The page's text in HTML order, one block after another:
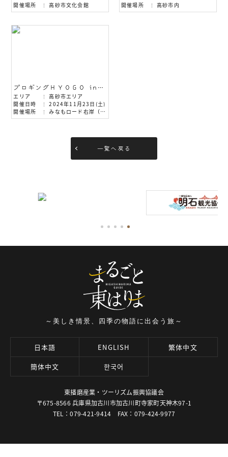
開催場所
高砂市文化会館
開催場所
高砂市内
プロギングＨＹＯＧＯ in みなもロード
エリア
高砂市エリア
開催日時
2024年11月23日(土)
開催場所
みなもロード右岸（高砂市域）
一覧へ戻る
～美しき情景、四季の物語に出会う旅～
日本語 ENGLISH
繁体中文
簡体中文
한국어
東播磨産業・ツーリズム振興協議会
〒675-8566 兵庫県加古川市加古川町寺家町天神木97-1
TEL：079-421-9414 FAX：079-424-9977